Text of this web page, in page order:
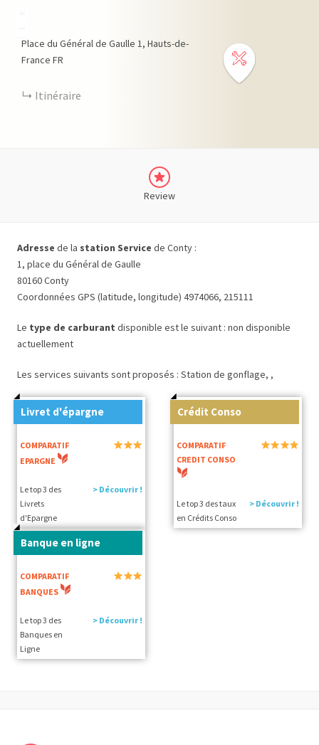
Place du Général de Gaulle 1 Hauts-de-
France FR
Itinéraire
Review
Adresse de la station Service de Conty :
1, place du Général de Gaulle
80160 Conty
Coordonnées GPS (latitude, longitude) 4974066, 215111
Le type de carburant disponible est le suivant : non disponible
actuellement
Les services suivants sont proposés : Station de gonflage, ,
Livret d'épargne
COMPARATIF
EPARGNE
Le top 3 des
Livrets
d'Epargne
> Découvrir !
Crédit Conso
COMPARATIF
CREDIT CONSO
Le top 3 des taux
en Crédits Conso
> Découvrir !
Banque en ligne
COMPARATIF
BANQUES
Le top 3 des
Banques en
Ligne
> Découvrir !